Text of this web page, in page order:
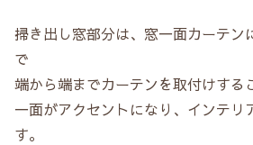
掃き出し窓部分は、窓一面カーテン
で
端から端までカーテンを取付けする
一面がアクセントになり、インテリ
す。